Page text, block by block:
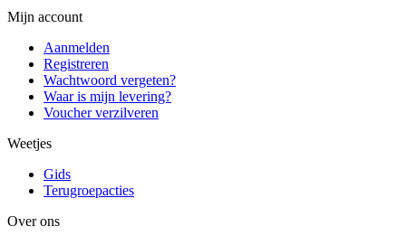
Mijn account
Aanmelden
Registreren
Wachtwoord vergeten?
Waar is mijn levering?
Voucher verzilveren
Weetjes
Gids
Terugroepacties
Over ons